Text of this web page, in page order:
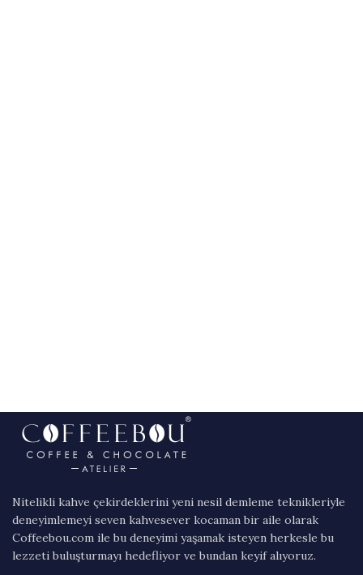
Nitelikli kahve çekirdeklerini yeni nesil demleme teknikleriyle
deneyimlemeyi seven kahvesever kocaman bir aile olarak
Coffeebou.com ile bu deneyimi yaşamak isteyen herkesle bu
lezzeti buluşturmayı hedefliyor ve bundan keyif alıyoruz.